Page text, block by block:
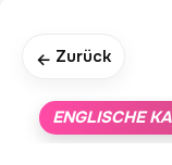
← Zurück
ENGLISCHE